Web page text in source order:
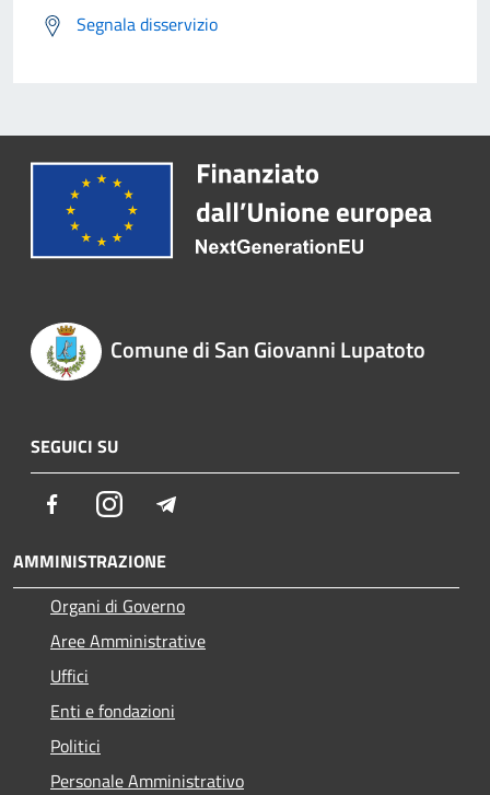
Segnala disservizio
Comune di San Giovanni Lupatoto
SEGUICI SU
FacebookInstagram
AMMINISTRAZIONE
Organi di Governo
Aree Amministrative
Uffici
Enti e fondazioni
Politici
Personale Amministrativo